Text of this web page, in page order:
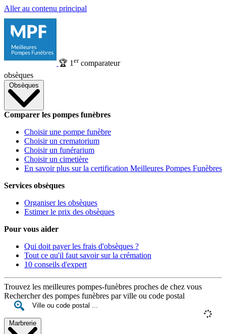
Aller au contenu principal
🏆 1 ercomparateur
obsèques
Obsèques
Comparer les pompes funèbres
Choisir une pompe funèbre
Choisir un crematorium
Choisir un funérarium
Choisir un cimetière
En savoir plus sur la certification Meilleures Pompes Funèbres
Services obsèques
Organiser les obsèques
Estimer le prix des obsèques
Pour vous aider
Qui doit payer les frais d'obsèques ?
Tout ce qu'il faut savoir sur la crémation
10 conseils d'expert
Trouvez les meilleures pompes-funèbres proches de chez vous
Rechercher des pompes funèbres par ville ou code postal
Marbrerie